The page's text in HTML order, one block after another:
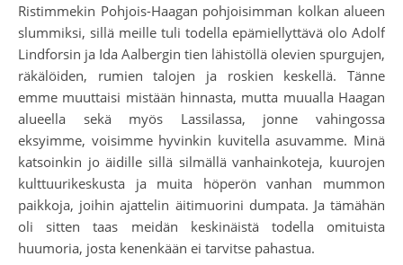
Ristimmekin Pohjois-Haagan pohjoisimman kolkan alueen
slummiksi, sillä meille tuli todella epämiellyttävä olo Adolf
Lindforsin ja Ida Aalbergin tien lähistöllä olevien spurgujen,
räkälöiden, rumien talojen ja roskien keskellä. Tänne
emme muuttaisi mistään hinnasta, mutta muualla Haagan
alueella sekä myös Lassilassa, jonne vahingossa
eksyimme, voisimme hyvinkin kuvitella asuvamme. Minä
katsoinkin jo äidille sillä silmällä vanhainkoteja, kuurojen
kulttuurikeskusta ja muita höperön vanhan mummon
paikkoja, joihin ajattelin äitimuorini dumpata. Ja tämähän
oli sitten taas meidän keskinäistä todella omituista
huumoria, josta kenenkään ei tarvitse pahastua.